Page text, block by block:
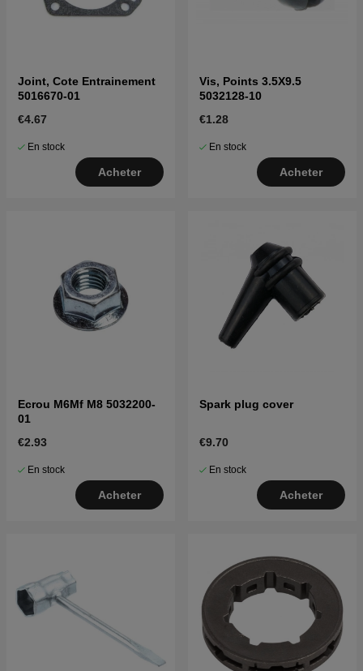
Joint, Cote Entrainement
5016670-01
€4.67
En stock
Acheter
Vis, Points 3.5X9.5
5032128-10
€1.28
En stock
Acheter
Ecrou M6Mf M8 5032200-
01
€2.93
En stock
Acheter
Spark plug cover
€9.70
En stock
Acheter